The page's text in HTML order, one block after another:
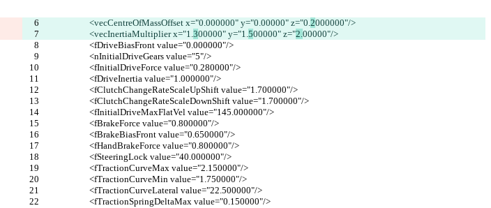
			<vecCentreOfMassOffset x="0.000000" y="0.00000
" z="0.2000000"/>
			<vecInertiaMultiplier x="1.
300000" y="1.500000" z="2.00000"/>
			<fDriveBiasFront value="0.000000"/>
			<nInitialDriveGears value="5"/>
			<fInitialDriveForce value="0.280000"/>
			<fDriveInertia value="1.000000"/>
			<fClutchChangeRateScaleUpShift value="1.700000"/>
			<fClutchChangeRateScaleDownShift value="1.700000"/>
			<fInitialDriveMaxFlatVel value="145.000000"/>
			<fBrakeForce value="0.800000"/>
			<fBrakeBiasFront value="0.650000"/>
			<fHandBrakeForce value="0.800000"/>
			<fSteeringLock value="40.000000"/>
			<fTractionCurveMax value="2.150000"/>
			<fTractionCurveMin value="1.750000"/>
			<fTractionCurveLateral value="22.500000"/>
			<fTractionSpringDeltaMax value="0.150000"/>